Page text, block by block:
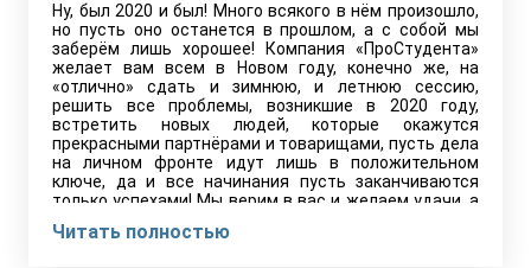
Ну, был 2020 и был! Много всякого в нём произошло,
но пусть оно останется в прошлом, а с собой мы
заберём лишь хорошее! Компания «ПроСтудента»
желает вам всем в Новом году, конечно же, на
«отлично» сдать и зимнюю, и летнюю сессию,
решить все проблемы, возникшие в 2020 году,
встретить новых людей, которые окажутся
прекрасными партнёрами и товарищами, пусть дела
на личном фронте идут лишь в положительном
ключе, да и все начинания пусть заканчиваются
только успехами! Мы верим в вас и желаем удачи, а
праздничные дни, сделаем всё возможное, чтобы не
Читать полностью